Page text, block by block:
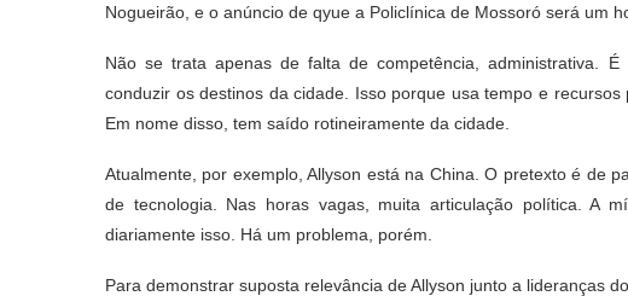
Nogueirão, e o anúncio de qyue a Policlínica de Mossoró será um
Não se trata apenas de falta de competência, administrativa.
conduzir os destinos da cidade. Isso porque usa tempo e
Em nome disso, tem saído rotineiramente da cidade.
Atualmente, por exemplo, Allyson está na China. O pretexto é de
de tecnologia. Nas horas vagas, muita articulação política. A
diariamente isso. Há um problema, porém.
Para demonstrar suposta relevância de Allyson junto a lideranças